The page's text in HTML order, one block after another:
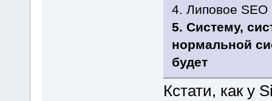
4. Липовое
5. Систему,
нормальной
будет
Кстати, как у